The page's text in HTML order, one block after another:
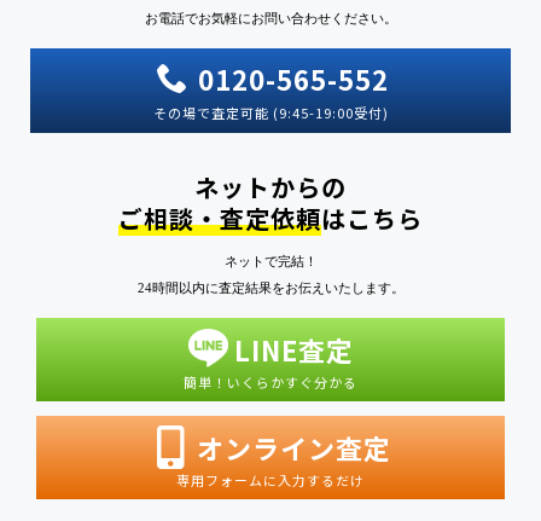
お電話でお気軽にお問い合わせください。
0120-565-552
その場で査定可能 (9:45-19:00受付)
ネットからの
ご相談・査定依頼はこちら
ネットで完結！
24時間以内に査定結果をお伝えいたします。
LINE査定
簡単！いくらかすぐ分かる
オンライン査定
専用フォームに入力するだけ